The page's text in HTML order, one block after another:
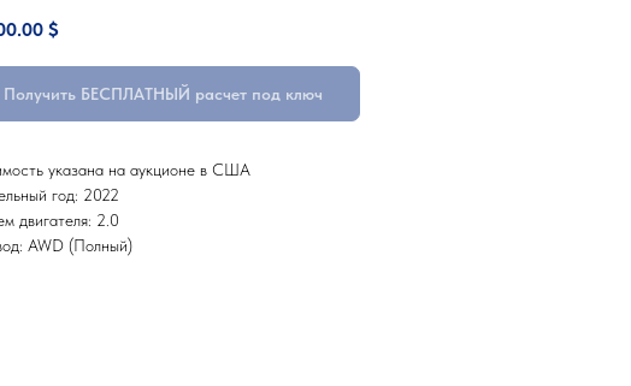
$
Получить БЕСПЛАТНЫЙ расчет под ключ
указана на аукционе в США
год: 2022
двигателя: 2.0
AWD (Полный)